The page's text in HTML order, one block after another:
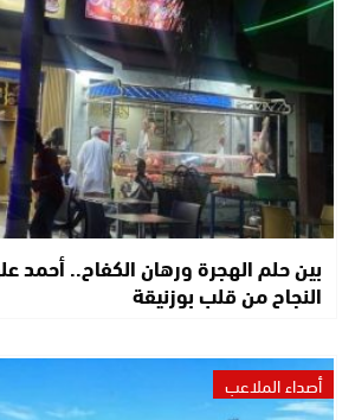
بين حلم الهجرة ورهان الكفاح.. أحمد
النجاح من قلب بوزنيقة
أصداء الملاعب